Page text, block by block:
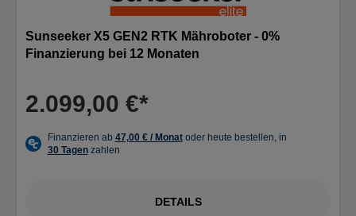
Sunseeker X5 GEN2 RTK Mähroboter - 0%
Finanzierung bei 12 Monaten
2.099,00 €*
DETAILS